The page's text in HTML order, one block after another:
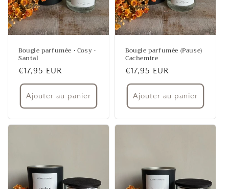
Bougie parfumée • Cosy •
Santal
Prix
habituel
€17,95 EUR
Ajouter au panier
Bougie parfumée (Pause)
Cachemire
Prix
habituel
€17,95 EUR
Ajouter au panier